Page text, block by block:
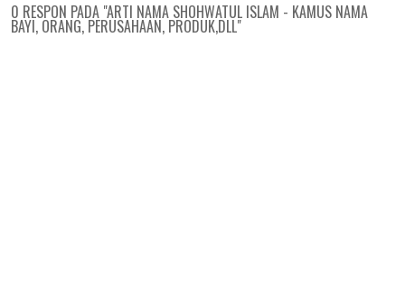
0 RESPON PADA "ARTI NAMA SHOHWATUL ISLAM - KAMUS NAMA
BAYI, ORANG, PERUSAHAAN, PRODUK,DLL"